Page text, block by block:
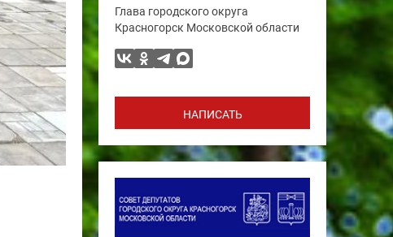
Глава городского округа
Красногорск Московской области
НАПИСАТЬ